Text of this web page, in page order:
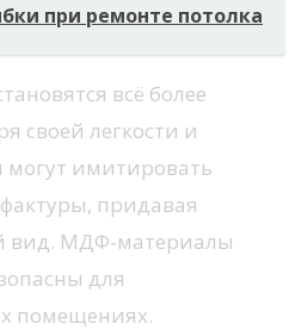
при ремонте потолка
всё более
своей легкости и
могут имитировать
придавая
вид. МДФ-материалы
для
помещениях.